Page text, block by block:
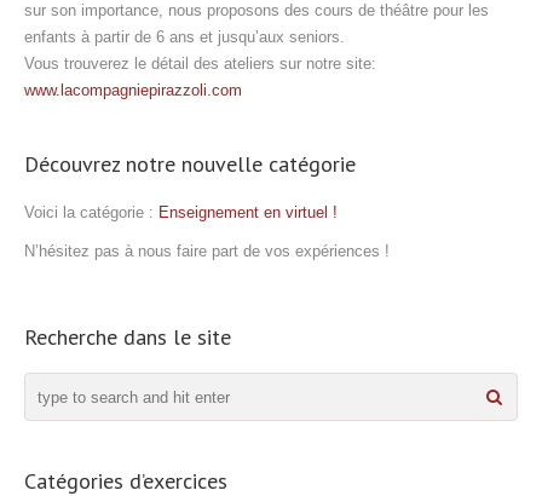
sur son importance, nous proposons des cours de théâtre pour les
enfants à partir de 6 ans et jusqu’aux seniors.
Vous trouverez le détail des ateliers sur notre site:
www.lacompagniepirazzoli.com
Découvrez notre nouvelle catégorie
Voici la catégorie : Enseignement en virtuel !
N’hésitez pas à nous faire part de vos expériences !
Recherche dans le site
Catégories d’exercices